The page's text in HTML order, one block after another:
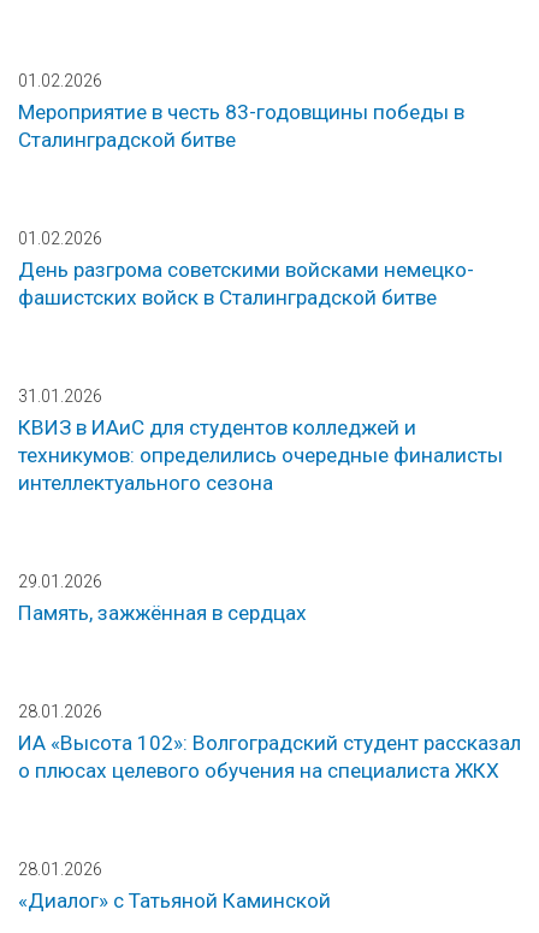
01.02.2026
Мероприятие в честь 83-годовщины победы в
Сталинградской битве
01.02.2026
День разгрома советскими войсками немецко-
фашистских войск в Сталинградской битве
31.01.2026
КВИЗ в ИАиС для студентов колледжей и
техникумов: определились очередные финалисты
интеллектуального сезона
29.01.2026
Память, зажжённая в сердцах
28.01.2026
ИА «Высота 102»: Волгоградский студент рассказал
о плюсах целевого обучения на специалиста ЖКХ
28.01.2026
«Диалог» с Татьяной Каминской